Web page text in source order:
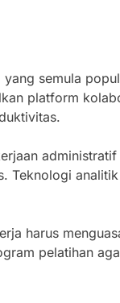
semula
platform
harus
pelatihan